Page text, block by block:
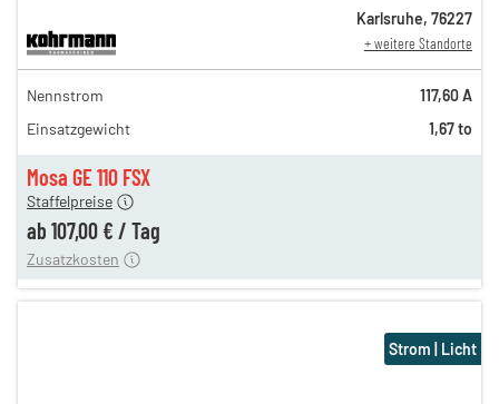
Mosa GE 110 FSX
184,00 €
153,00 €
127,00 €
Staffelpreise
ab 107,00 € / Tag
12,00 €
Zusatzkosten
Karlsruhe, 76227
+ weitere Standorte
Nennstrom
117,60 A
Einsatzgewicht
1,67 to
Strom | Licht